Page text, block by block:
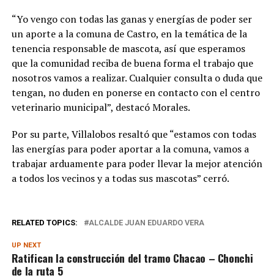
“Yo vengo con todas las ganas y energías de poder ser
un aporte a la comuna de Castro, en la temática de la
tenencia responsable de mascota, así que esperamos
que la comunidad reciba de buena forma el trabajo que
nosotros vamos a realizar. Cualquier consulta o duda que
tengan, no duden en ponerse en contacto con el centro
veterinario municipal”, destacó Morales.
Por su parte, Villalobos resaltó que “estamos con todas
las energías para poder aportar a la comuna, vamos a
trabajar arduamente para poder llevar la mejor atención
a todos los vecinos y a todas sus mascotas” cerró.
RELATED TOPICS: ALCALDE JUAN EDUARDO VERA
UP NEXT
Ratifican la construcción del tramo Chacao – Chonchi
de la ruta 5